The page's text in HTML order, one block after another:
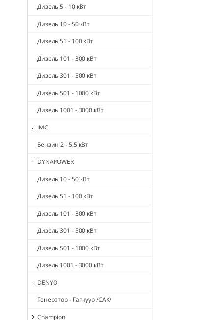
Дизель 5 - 10 кВт
Дизель 10 - 50 кВт
Дизель 51 - 100 кВт
Дизель 101 - 300 кВт
Дизель 301 - 500 кВт
Дизель 501 - 1000 кВт
Дизель 1001 - 3000 кВт
IMC
Бензин 2 - 5.5 кВт
DYNAPOWER
Дизель 10 - 50 кВт
Дизель 51 - 100 кВт
Дизель 101 - 300 кВт
Дизель 301 - 500 кВт
Дизель 501 - 1000 кВт
Дизель 1001 - 3000 кВт
DENYO
Генератор - Гагнуур /САК/
Champion